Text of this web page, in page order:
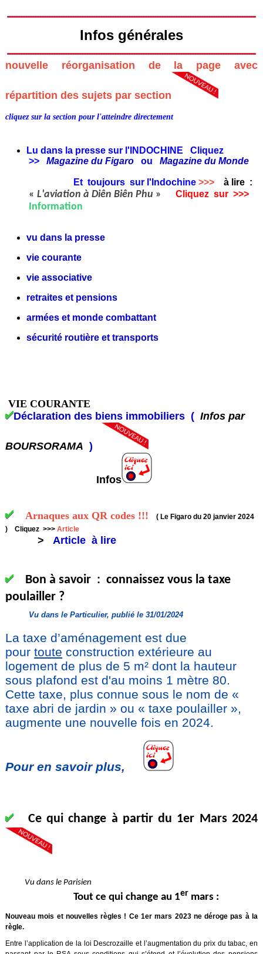
Infos générales
nouvelle réorganisation de la page avec
répartition des sujets par section
cliquez sur la section pour l'atteindre directement
Lu dans la presse sur l'INDOCHINE Cliquez
>>
Magazine du Figaro ou Magazine du Monde
Et toujours sur l'Indochine>>> à lire :
«L'aviation à Diên Biên Phu »Cliquez sur >>>
Information
vu dans la presse
vie courante
vie associative
retraites et pensions
armées et monde combattant
sécurité routière et transports
VIE COURANTE
Déclaration des biens immobiliers ( Infos par
BOURSORAMA )
Infos
Arnaques aux QR codes !!!
( Le Figaro du 20 janvier 2024
) Cliquez >>>Article
> Article à lire
Bon à savoir : connaissez vous la taxe
poulailler ?
Vu dans le Particulier, publié le 31/01/2024
La taxe d’aménagement est due
pourtoute construction extérieure au
logement de plus de 5 m² dont la hauteur
sous plafond est d'au moins 1 mètre 80.
Cette taxe, plus connue sous le nom de «
taxe abri de jardin » ou « taxe poulailler »,
augmente une nouvelle fois en 2024.
Pour en savoir plus,
Ce qui change à partir du 1er Mars 2024
Vu dans le Parisien
Tout ce qui change au 1er mars :
Nouveau mois et nouvelles règles ! Ce 1er mars 2023 ne déroge pas à la
règle.
Entre l’application de la loi Descrozaille et l’augmentation du prix du tabac, en